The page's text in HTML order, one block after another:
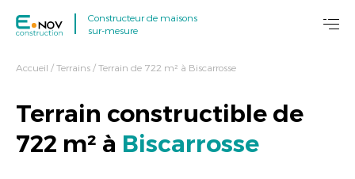
Constructeur de maisons
sur-mesure
Accueil / Terrains / Terrain de 722 m² à Biscarrosse
Terrain constructible de
722 m² à Biscarrosse